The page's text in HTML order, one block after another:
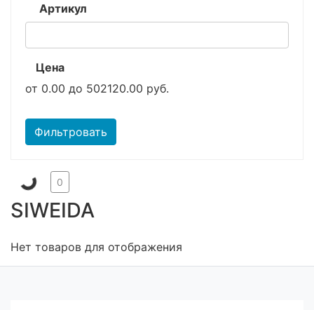
Артикул
Цена
от 0.00 до 502120.00 руб.
Фильтровать
SIWEIDA
0
Нет товаров для отображения